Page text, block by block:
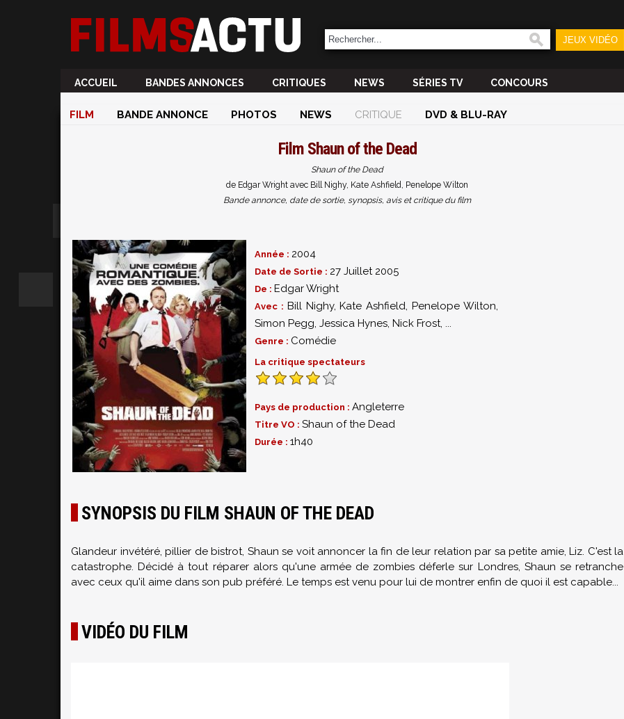
JEUX VIDÉO
ACCUEIL BANDES ANNONCES CRITIQUES NEWS SÉRIES TV CONCOURS
FILM BANDE ANNONCE PHOTOS NEWS CRITIQUE DVD & BLU-RAY
Film Shaun of the Dead
Shaun of the Dead
de Edgar Wright avec Bill Nighy, Kate Ashfield, Penelope Wilton
Bande annonce, date de sortie, synopsis, avis et critique du film
Année : 2004
Date de Sortie : 27 Juillet 2005
De : Edgar Wright
Avec : Bill Nighy,Kate Ashfield,Penelope Wilton,
Simon Pegg, Jessica Hynes, Nick Frost, ...
Genre : Comédie
La critique spectateurs
Pays de production : Angleterre
Titre VO : Shaun of the Dead
Durée : 1h40
SYNOPSIS DU FILM SHAUN OF THE DEAD
Glandeur invétéré, pillier de bistrot, Shaun se voit annoncer la fin de leur relation par sa petite amie, Liz. C'est la
catastrophe. Décidé à tout réparer alors qu'une armée de zombies déferle sur Londres, Shaun se retranche
avec ceux qu'il aime dans son pub préféré. Le temps est venu pour lui de montrer enfin de quoi il est capable...
VIDÉO DU FILM